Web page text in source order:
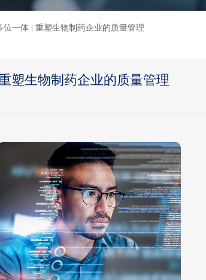
位一体 | 重塑生物制药企业的质量管理
塑生物制药企业的质量管理